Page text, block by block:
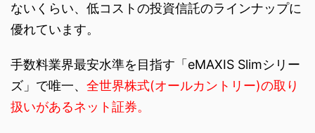
ないくらい、低コストの投資信託のラインナップに
優れています。
手数料業界最安水準を目指す「eMAXIS Slimシリー
ズ」で唯一、 全世界株式(オールカントリー)の取り
扱いがあるネット証券。